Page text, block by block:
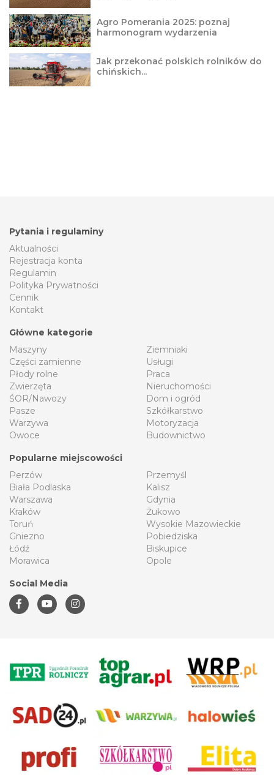
Agro Pomerania 2025: poznaj
harmonogram wydarzenia
Jak przekonać polskich rolników do
chińskich...
Pytania i regulaminy
Aktualności
Rejestracja konta
Regulamin
Polityka Prywatności
Cennik
Kontakt
Główne kategorie
Maszyny
Części zamienne
Płody rolne
Zwierzęta
ŚOR/Nawozy
Pasze
Warzywa
Owoce
Ziemniaki
Usługi
Praca
Nieruchomości
Dom i ogród
Szkółkarstwo
Motoryzacja
Budownictwo
Popularne miejscowości
Perzów
Biała Podlaska
Warszawa
Kraków
Toruń
Gniezno
Łódź
Morawica
Przemyśl
Kalisz
Gdynia
Żukowo
Wysokie Mazowieckie
Pobiedziska
Biskupice
Opole
Social Media